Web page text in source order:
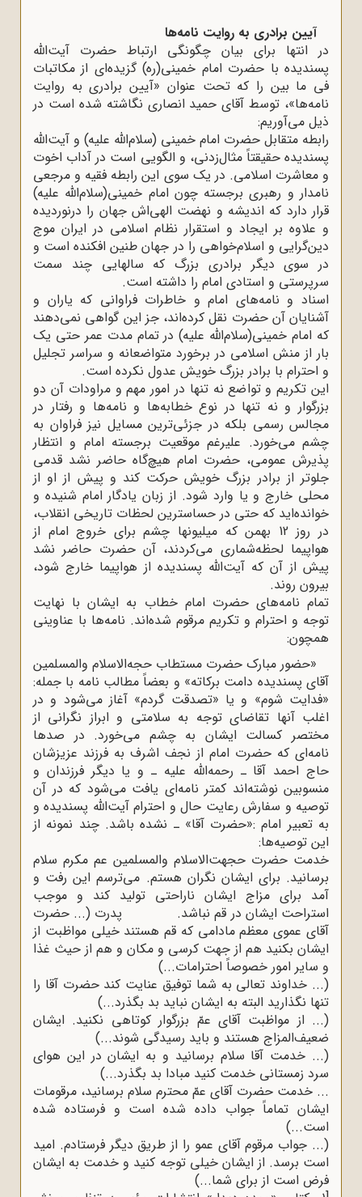
آیین برادری به روایت نامه‌ها
در انتها برای بیان چگونگی ارتباط حضرت آیت‌الله
پسندیده با حضرت امام خمینی(ره) گزیده‌ای از مکاتبات
فی ما بین را که تحت عنوان «آیین برادری به روایت
نامه‌ها»، توسط آقای حمید انصاری نگاشته شده است در
ذیل می‌آوریم:
رابطه متقابل حضرت امام خمینی (سلام‌اللّه‌ علیه) و آیت‌الله
پسندیده حقیقتاً مثال‌زدنی، و الگویی است در آداب اخوت
و معاشرت اسلامی. در یک سوی این رابطه فقیه و مرجعی
نامدار و رهبری برجسته چون امام خمینی(سلام‌اللّه‌ علیه)
قرار دارد که اندیشه و نهضت الهی‌اش جهان را درنوردیده
و علاوه بر ایجاد و استقرار نظام اسلامی در ایران موج
دین‌گرایی و اسلام‌خواهی را در جهان طنین افکنده است و
در سوی دیگر برادری بزرگ که سالهایی چند سمت
سرپرستی و استادی امام را داشته است.
اسناد و نامه‌های امام و خاطرات فراوانی که یاران و
آشنایان آن حضرت نقل کرده‌اند، جز این گواهی نمی‌دهند
که امام خمینی(سلام‌اللّه‌ علیه) در تمام مدت عمر حتی یک
بار از منش اسلامی در برخورد متواضعانه و سراسر تجلیل
و احترام با برادر بزرگ خویش عدول نکرده است.
این تکریم و تواضع نه تنها در امور مهم و مراودات آن دو
بزرگوار و نه تنها در نوع خطابه‌ها و نامه‌ها و رفتار در
مجالس رسمی بلکه در جزئی‌ترین مسایل نیز فراوان به
چشم می‌خورد. علیرغم موقعیت برجسته امام و انتظار
پذیرش عمومی، حضرت امام هیچ‌گاه حاضر نشد قدمی
جلوتر از برادر بزرگ خویش حرکت کند و پیش از او از
محلی خارج و یا وارد شود. از زبان یادگار امام شنیده و
خوانده‌اید که حتی در حساسترین لحظات تاریخی انقلاب،
در روز 12 بهمن که میلیونها چشم برای خروج امام از
هواپیما لحظه‌شماری می‌کردند، آن حضرت حاضر نشد
پیش از آن که آیت‌الله پسندیده از هواپیما خارج شود،
بیرون روند.
تمام نامه‌های حضرت امام خطاب به ایشان با نهایت
توجه و احترام و تکریم مرقوم شده‌اند. نامه‌ها با عناوینی
همچون:
«حضور مبارک حضرت مستطاب حجه‌الاسلام والمسلمین
آقای پسندیده دامت برکاته» و بعضاً مطالب نامه با جمله:
«فدایت شوم» و یا «تصدقت گردم» آغاز می‌شود و در
اغلب آنها تقاضای توجه به سلامتی و ابراز نگرانی از
مختصر کسالت ایشان به چشم می‌خورد. در صدها
نامه‌ای که حضرت امام از نجف اشرف به فرزند عزیزشان
حاج احمد آقا ـ رحمه‌اللّه‌ علیه ـ و یا دیگر فرزندان و
منسوبین نوشته‌اند کمتر نامه‌ای یافت می‌شود که در آن
توصیه و سفارش رعایت حال و احترام آیت‌الله پسندیده و
به تعبیر امام :«حضرت آقا» ـ نشده باشد. چند نمونه از
این توصیه‌ها:
خدمت حضرت حجهت‌الاسلام والمسلمین عم مکرم سلام
برسانید. برای ایشان نگران هستم. می‌ترسم این رفت و
آمد برای مزاج ایشان ناراحتی تولید کند و موجب
استراحت ایشان در قم نباشد. پدرت (... حضرت
آقای عموی معظم مادامی که قم هستند خیلی مواظبت از
ایشان بکنید هم از جهت کرسی و مکان و هم از حیث غذا
و سایر امور خصوصاً احترامات...)
(... خداوند تعالی به شما توفیق عنایت کند حضرت آقا را
تنها نگذارید البته به ایشان نباید بد بگذرد...)
(... از مواظبت آقای عمّ بزرگوار کوتاهی نکنید. ایشان
ضعیف‌المزاج هستند و باید رسیدگی شوند...)
(... خدمت آقا سلام برسانید و به ایشان در این هوای
سرد زمستانی خدمت کنید مبادا بد بگذرد...)
... خدمت حضرت آقای عمّ محترم سلام برسانید، مرقومات
ایشان تماماً جواب داده شده است و فرستاده شده
است...)
(... جواب مرقوم آقای عمو را از طریق دیگر فرستادم. امید
است برسد. از ایشان خیلی توجه کنید و خدمت به ایشان
فرض است از برای شما...)